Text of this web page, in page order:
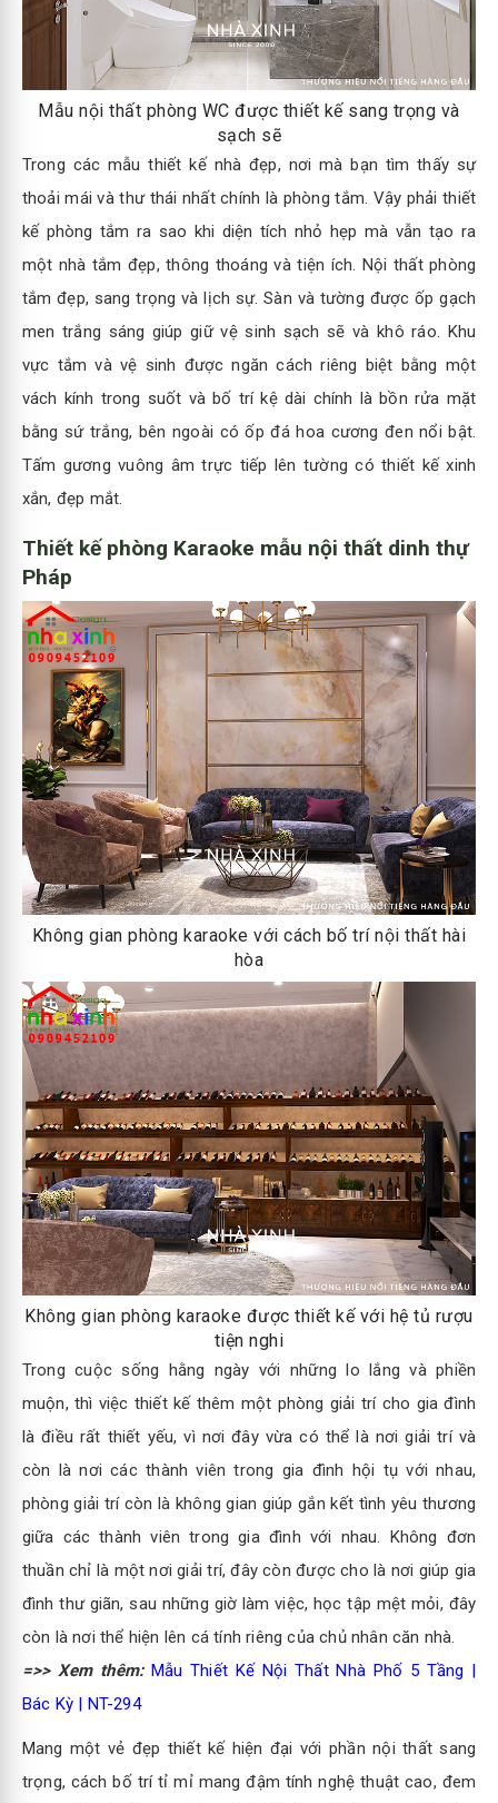
Mẫu nội thất phòng WC được thiết kế sang trọng và
sạch sẽ
Trong các mẫu thiết kế nhà đẹp, nơi mà bạn tìm thấy sự
thoải mái và thư thái nhất chính là phòng tắm. Vậy phải thiết
kế phòng tắm ra sao khi diện tích nhỏ hẹp mà vẫn tạo ra
một nhà tắm đẹp, thông thoáng và tiện ích. Nội thất phòng
tắm đẹp, sang trọng và lịch sự. Sàn và tường được ốp gạch
men trắng sáng giúp giữ vệ sinh sạch sẽ và khô ráo. Khu
vực tắm và vệ sinh được ngăn cách riêng biệt bằng một
vách kính trong suốt và bố trí kệ dài chính là bồn rửa mặt
bằng sứ trắng, bên ngoài có ốp đá hoa cương đen nổi bật.
Tấm gương vuông âm trực tiếp lên tường có thiết kế xinh
xắn, đẹp mắt.
Thiết kế phòng Karaoke mẫu nội thất dinh thự
Pháp
Không gian phòng karaoke với cách bố trí nội thất hài
hòa
Không gian phòng karaoke được thiết kế với hệ tủ rượu
tiện nghi
Trong cuộc sống hằng ngày với những lo lắng và phiền
muộn, thì việc thiết kế thêm một phòng giải trí cho gia đình
là điều rất thiết yếu, vì nơi đây vừa có thể là nơi giải trí và
còn là nơi các thành viên trong gia đình hội tụ với nhau,
phòng giải trí còn là không gian giúp gắn kết tình yêu thương
giữa các thành viên trong gia đình với nhau. Không đơn
thuần chỉ là một nơi giải trí, đây còn được cho là nơi giúp gia
đình thư giãn, sau những giờ làm việc, học tập mệt mỏi, đây
còn là nơi thể hiện lên cá tính riêng của chủ nhân căn nhà.
=>> Xem thêm: Mẫu Thiết Kế Nội Thất Nhà Phố 5 Tầng |
Bác Kỳ | NT-294
Mang một vẻ đẹp thiết kế hiện đại với phần nội thất sang
trọng, cách bố trí tỉ mỉ mang đậm tính nghệ thuật cao, đem